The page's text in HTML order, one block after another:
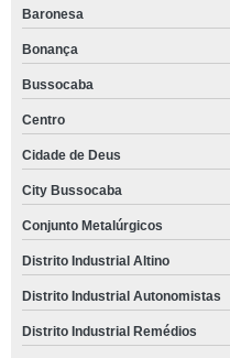
Baronesa
Bonança
Bussocaba
Centro
Cidade de Deus
City Bussocaba
Conjunto Metalúrgicos
Distrito Industrial Altino
Distrito Industrial Autonomistas
Distrito Industrial Remédios